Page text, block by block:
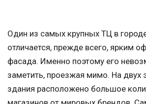
Один из самых крупных ТЦ в
отличается, прежде всего, ярким
фасада. Именно поэтому его
заметить, проезжая мимо. На двух
здания расположено большое